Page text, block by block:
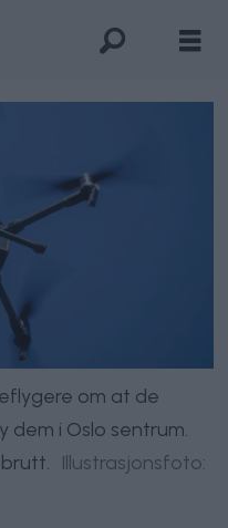
om at de
i Oslo sentrum.
Illustrasjonsfoto: